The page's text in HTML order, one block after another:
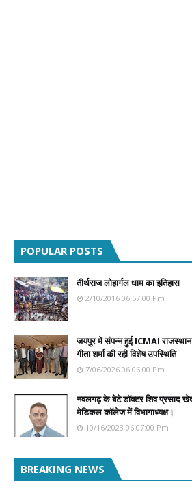
POPULAR POSTS
तीर्थराज लोहार्गल धाम का इतिहास
2/10/2016 06:57:00 Pm
जयपुर में संपन्न हुई ICMAI
गीता शर्मा की रही विशेष उपस्थिति
7/06/2026 06:06:00 Pm
नवलगढ़ के बेटे डॉक्टर शिव प्रसाद
मेडिकल कॉलेज में विभागाध्यक्ष।
10/16/2023 06:07:00 Pm
BREAKING NEWS